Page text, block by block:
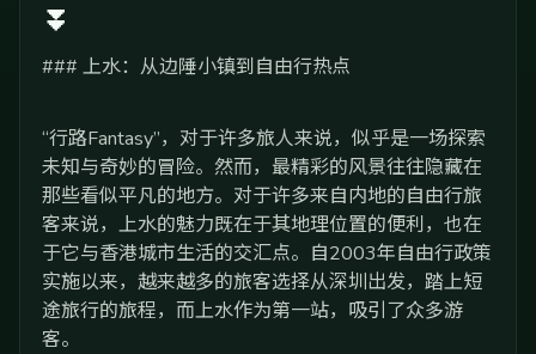
⏬
### 上水：从边陲小镇到自由行热点
“行路Fantasy”，对于许多旅人来说，似乎是一场探索
未知与奇妙的冒险。然而，最精彩的风景往往隐藏在
那些看似平凡的地方。对于许多来自内地的自由行旅
客来说，上水的魅力既在于其地理位置的便利，也在
于它与香港城市生活的交汇点。自2003年自由行政策
实施以来，越来越多的旅客选择从深圳出发，踏上短
途旅行的旅程，而上水作为第一站，吸引了众多游
客。